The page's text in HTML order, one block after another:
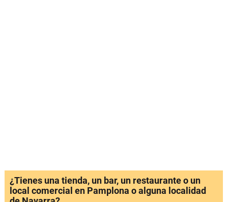
¿Tienes una tienda, un bar, un restaurante o un
local comercial en Pamplona o alguna localidad